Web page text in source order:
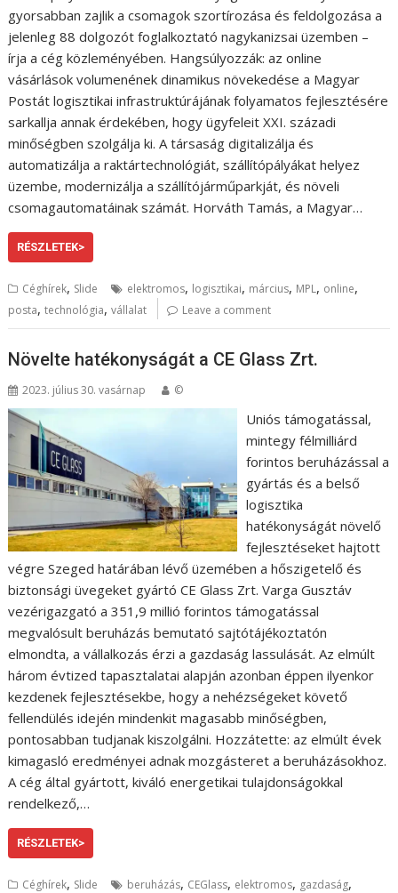
gyorsabban zajlik a csomagok szortírozása és feldolgozása a
jelenleg 88 dolgozót foglalkoztató nagykanizsai üzemben –
írja a cég közleményében. Hangsúlyozzák: az online
vásárlások volumenének dinamikus növekedése a Magyar
Postát logisztikai infrastruktúrájának folyamatos fejlesztésére
sarkallja annak érdekében, hogy ügyfeleit XXI. századi
minőségben szolgálja ki. A társaság digitalizálja és
automatizálja a raktártechnológiát, szállítópályákat helyez
üzembe, modernizálja a szállítójárműparkját, és növeli
csomagautomatáinak számát. Horváth Tamás, a Magyar…
RÉSZLETEK>
Céghírek, Slide elektromos, logisztikai, március, MPL, online,
posta,technológia,vállalat Leave a comment
Növelte hatékonyságát a CE Glass Zrt.
2023. július 30. vasárnap ©
Uniós támogatással,
mintegy félmilliárd
forintos beruházással a
gyártás és a belső
logisztika
hatékonyságát növelő
fejlesztéseket hajtott
végre Szeged határában lévő üzemében a hőszigetelő és
biztonsági üvegeket gyártó CE Glass Zrt. Varga Gusztáv
vezérigazgató a 351,9 millió forintos támogatással
megvalósult beruházás bemutató sajtótájékoztatón
elmondta, a vállalkozás érzi a gazdaság lassulását. Az elmúlt
három évtized tapasztalatai alapján azonban éppen ilyenkor
kezdenek fejlesztésekbe, hogy a nehézségeket követő
fellendülés idején mindenkit magasabb minőségben,
pontosabban tudjanak kiszolgálni. Hozzátette: az elmúlt évek
kimagasló eredményei adnak mozgásteret a beruházásokhoz.
A cég által gyártott, kiváló energetikai tulajdonságokkal
rendelkező,…
RÉSZLETEK>
Céghírek, Slide beruházás, CEGlass, elektromos, gazdaság,